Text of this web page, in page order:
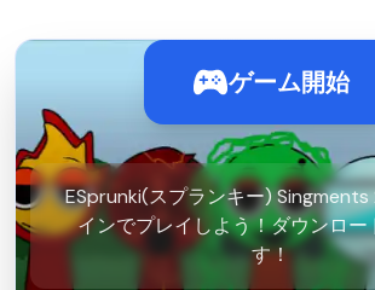
ゲーム開始
ESprunki(スプランキー) Singments
インでプレイしよう！ダウンロー
す！